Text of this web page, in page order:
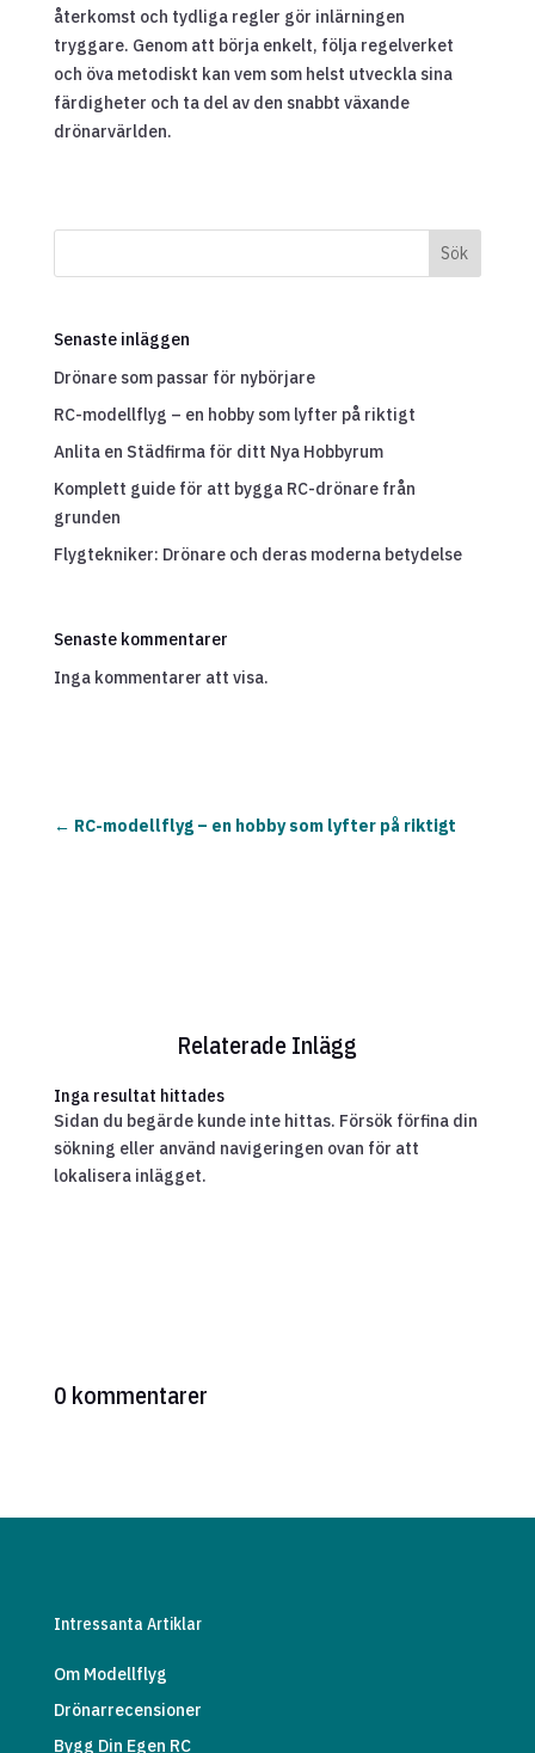
återkomst och tydliga regler gör inlärningen
tryggare. Genom att börja enkelt, följa regelverket
och öva metodiskt kan vem som helst utveckla sina
färdigheter och ta del av den snabbt växande
drönarvärlden.
Sök
Senaste inläggen
Drönare som passar för nybörjare
RC-modellflyg – en hobby som lyfter på riktigt
Anlita en Städfirma för ditt Nya Hobbyrum
Komplett guide för att bygga RC-drönare från
grunden
Flygtekniker: Drönare och deras moderna betydelse
Senaste kommentarer
Inga kommentarer att visa.
← RC-modellflyg – en hobby som lyfter på riktigt
Relaterade Inlägg
Inga resultat hittades
Sidan du begärde kunde inte hittas. Försök förfina din
sökning eller använd navigeringen ovan för att
lokalisera inlägget.
0 kommentarer
Intressanta Artiklar
Om Modellflyg
Drönarrecensioner
Bygg Din Egen RC